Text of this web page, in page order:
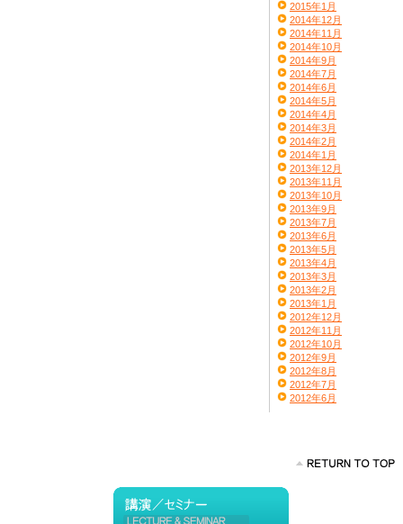
2015年1月
2014年12月
2014年11月
2014年10月
2014年9月
2014年7月
2014年6月
2014年5月
2014年4月
2014年3月
2014年2月
2014年1月
2013年12月
2013年11月
2013年10月
2013年9月
2013年7月
2013年6月
2013年5月
2013年4月
2013年3月
2013年2月
2013年1月
2012年12月
2012年11月
2012年10月
2012年9月
2012年8月
2012年7月
2012年6月